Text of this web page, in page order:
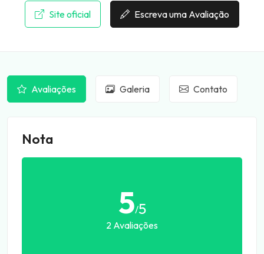
Site oficial Escreva uma Avaliação
Avaliações Galeria Contato
Nota
5/5
2 Avaliações